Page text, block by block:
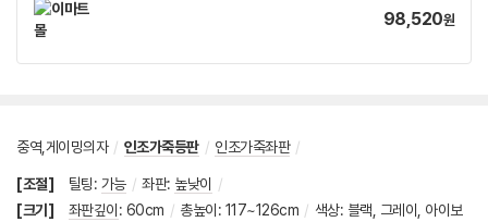
가
98,520원
중역,게이밍의자 / 인조가죽등판 / 인조가죽좌판 /
[조절] 틸팅: 가능 / 좌판: 높낮이
/
[크기]
좌판깊이 : 60cm / 총높이 : 117~126cm / 색상: 블랙, 그레이, 아이보